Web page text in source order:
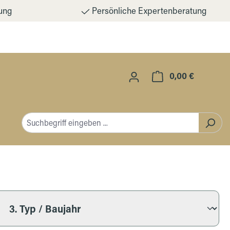
Persönliche Expertenberatung
0,00 €